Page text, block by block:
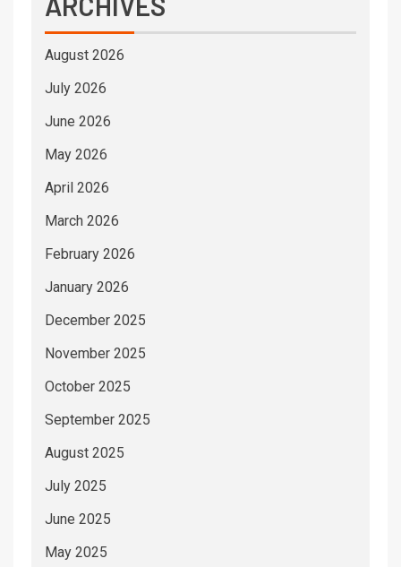
August 2026
July 2026
June 2026
May 2026
April 2026
March 2026
February 2026
January 2026
December 2025
November 2025
October 2025
September 2025
August 2025
July 2025
June 2025
May 2025